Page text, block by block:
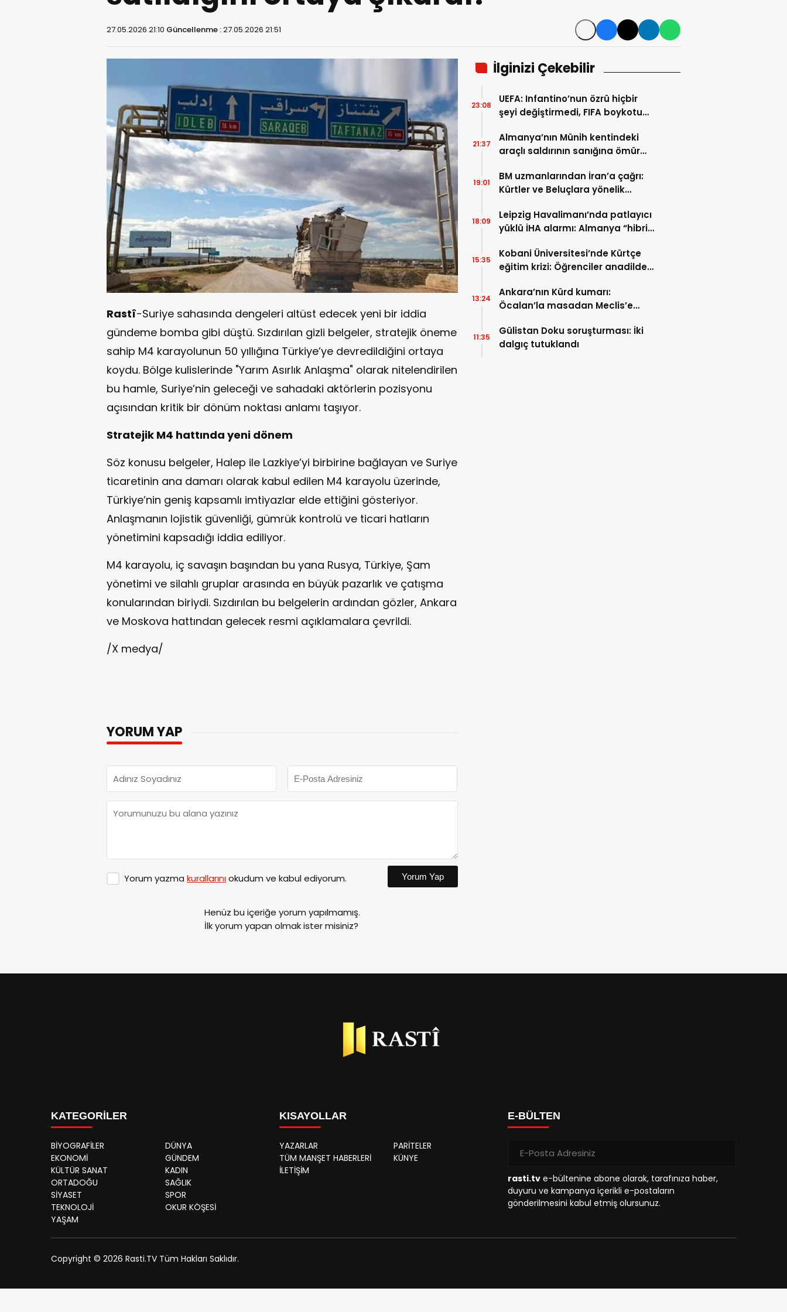
27.05.2026 21:10 Güncellenme :27.05.2026 21:51
Rastî-Suriye sahasında dengeleri altüst edecek yeni bir iddia
gündeme bomba gibi düştü. Sızdırılan gizli belgeler, stratejik öneme
sahip M4 karayolunun 50 yıllığına Türkiye’ye devredildiğini ortaya
koydu. Bölge kulislerinde "Yarım Asırlık Anlaşma" olarak nitelendirilen
bu hamle, Suriye’nin geleceği ve sahadaki aktörlerin pozisyonu
açısından kritik bir dönüm noktası anlamı taşıyor.
Stratejik M4 hattında yeni dönem
Söz konusu belgeler, Halep ile Lazkiye’yi birbirine bağlayan ve Suriye
ticaretinin ana damarı olarak kabul edilen M4 karayolu üzerinde,
Türkiye’nin geniş kapsamlı imtiyazlar elde ettiğini gösteriyor.
Anlaşmanın lojistik güvenliği, gümrük kontrolü ve ticari hatların
yönetimini kapsadığı iddia ediliyor.
M4 karayolu, iç savaşın başından bu yana Rusya, Türkiye, Şam
yönetimi ve silahlı gruplar arasında en büyük pazarlık ve çatışma
konularından biriydi. Sızdırılan bu belgelerin ardından gözler, Ankara
ve Moskova hattından gelecek resmi açıklamalara çevrildi.
/X medya/
YORUM YAP
Yorum yazma kurallarınıokudum ve kabul ediyorum. Yorum Yap
Henüz bu içeriğe yorum yapılmamış.
İlk yorum yapan olmak ister misiniz?
İlginizi Çekebilir
UEFA: Infantino’nun özrü hiçbir
şeyi değiştirmedi, FIFA boykotu
23:08
Almanya’nın Münih kentindeki
araçlı saldırının sanığına ömür
21:37
BM uzmanlarından İran’a çağrı:
Kürtler ve Beluçlara yönelik
19:01
Leipzig Havalimanı’nda patlayıcı
yüklü İHA alarmı: Almanya “hibrit
18:09
Kobani Üniversitesi’nde Kürtçe
eğitim krizi: Öğrenciler anadilde
15:35
Ankara’nın Kürd kumarı:
Öcalan’la masadan Meclis’e
13:24
Gülistan Doku soruşturması: İki
dalgıç tutuklandı
11:35
KATEGORİLER
BİYOGRAFİLER
DÜNYA
EKONOMİ
GÜNDEM
KÜLTÜR SANAT
KADIN
ORTADOĞU
SAĞLIK
SİYASET
SPOR
TEKNOLOJİ
OKUR KÖŞESİ
YAŞAM
KISAYOLLAR
YAZARLAR
PARİTELER
TÜM MANŞET HABERLERİ
KÜNYE
İLETİŞİM
E-BÜLTEN
rasti.tv e-bültenine abone olarak, tarafınıza haber,
duyuru ve kampanya içerikli e-postaların
gönderilmesini kabul etmiş olursunuz.
Copyright © 2026 Rasti.TV Tüm Hakları Saklıdır.